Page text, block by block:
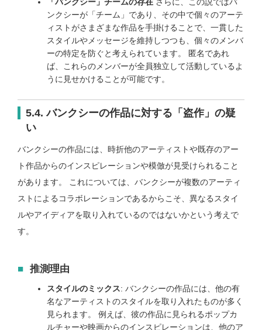
ンクシーが「チーム」であり、その中で個々のアーテ
ィストがさまざまな作品を手掛けることで、一貫した
スタイルやメッセージを維持しつつも、個々のメンバ
ーの特定を防ぐと考えられています。 匿名であれ
ば、これらのメンバーが全員独立して活動しているよ
うに見せかけることが可能です。
5.4. バンクシーの作品に対する「盗作」の疑
い
バンクシーの作品には、時折他のアーティストや既存のアー
ト作品からのインスピレーションや模倣が見受けられること
があります。 これについては、バンクシーが複数のアーティ
ストによるコラボレーションであるからこそ、異なるスタイ
ルやアイディアを取り入れているのではないかという考えで
す。
推測理由
スタイルのミックス: バンクシーの作品には、他の有
名なアーティストのスタイルを取り入れたものが多く
見られます。 例えば、彼の作品に見られるポップカ
ルチャーや映画からのインスピレーションは、他のア